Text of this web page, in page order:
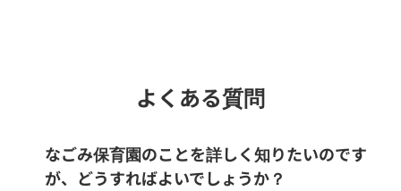
よくある質問
なごみ保育園のことを詳しく知りたいのです
が、どうすればよいでしょうか？